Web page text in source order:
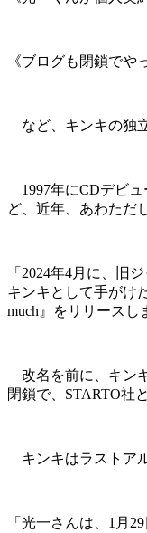
《ブログも閉鎖でや
など、キンキの独
1997年にCDデビュ
ど、近年、あわただ
「2024年4月に、旧
キンキとして手がけ
much』をリリースし
改名を前に、キン
閉鎖で、STARTO社
キンキはラストア
「光一さんは、1月